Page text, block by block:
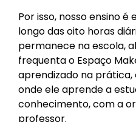
Por isso, nosso ensino
longo das oito horas
permanece na escola,
frequenta o Espaço
aprendizado na prática,
onde ele aprende a
conhecimento, com a
professor.